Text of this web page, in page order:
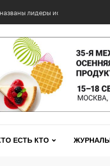
лидеры исследования
ЕСТЬ КТО ЖУРНАЛЫ